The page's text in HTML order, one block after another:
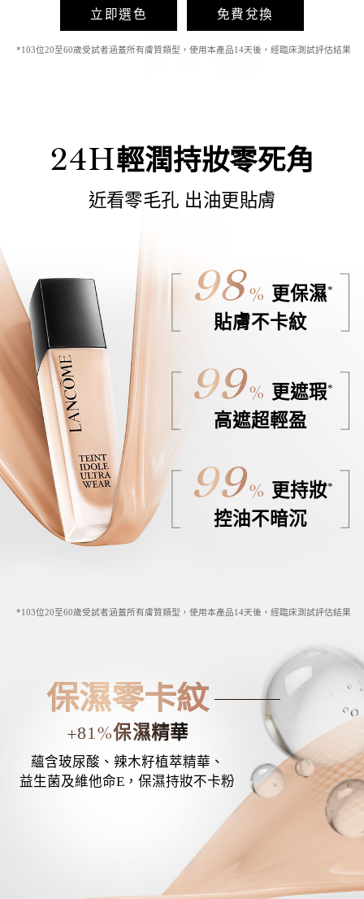
立即選色 免費兌換
*103位20至60歲受試者涵蓋所有膚質類型，使用本產品14天後，經臨床測試評估結果
24H輕潤持妝零死角
近看零毛孔 出油更貼膚
98 % 更保濕*
貼膚不卡紋
99 % 更遮瑕*
高遮超輕盈
99 % 更持妝*
控油不暗沉
*103位20至60歲受試者涵蓋所有膚質類型，使用本產品14天後，經臨床測試評估結果
保濕零卡紋
+81 %保濕精華
蘊含玻尿酸、辣木籽植萃精華、
益生菌及維他命E，保濕持妝不卡粉